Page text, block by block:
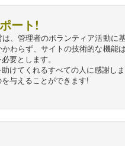
ート!
、管理者のボランティア活動に
わらず、サイトの技術的な機能
要とします。
けてくれるすべての人に感謝し
与えることができます!